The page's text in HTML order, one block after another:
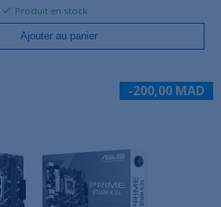
Produit en stock
Ajouter au panier
-200,00 MAD